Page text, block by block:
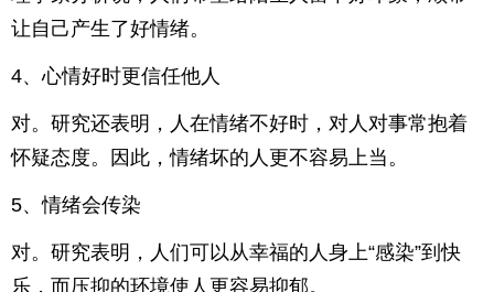
让自己产生了好情绪。
4、心情好时更信任他人
对。研究还表明，人在情绪不好时，对人对事常抱着
怀疑态度。因此，情绪坏的人更不容易上当。
5、情绪会传染
对。研究表明，人们可以从幸福的人身上“感染”到快
乐，而压抑的环境使人更容易抑郁。